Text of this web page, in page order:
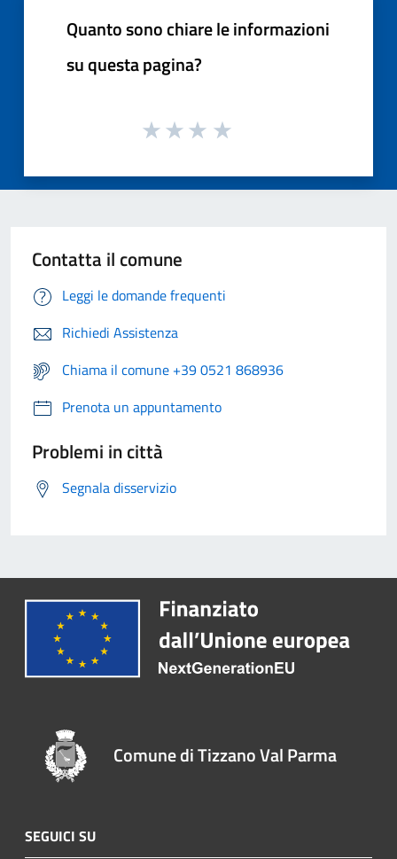
Quanto sono chiare le informazioni
su questa pagina?
Contatta il comune
Leggi le domande frequenti
Richiedi Assistenza
Chiama il comune +39 0521 868936
Prenota un appuntamento
Problemi in città
Segnala disservizio
Comune di Tizzano Val Parma
SEGUICI SU